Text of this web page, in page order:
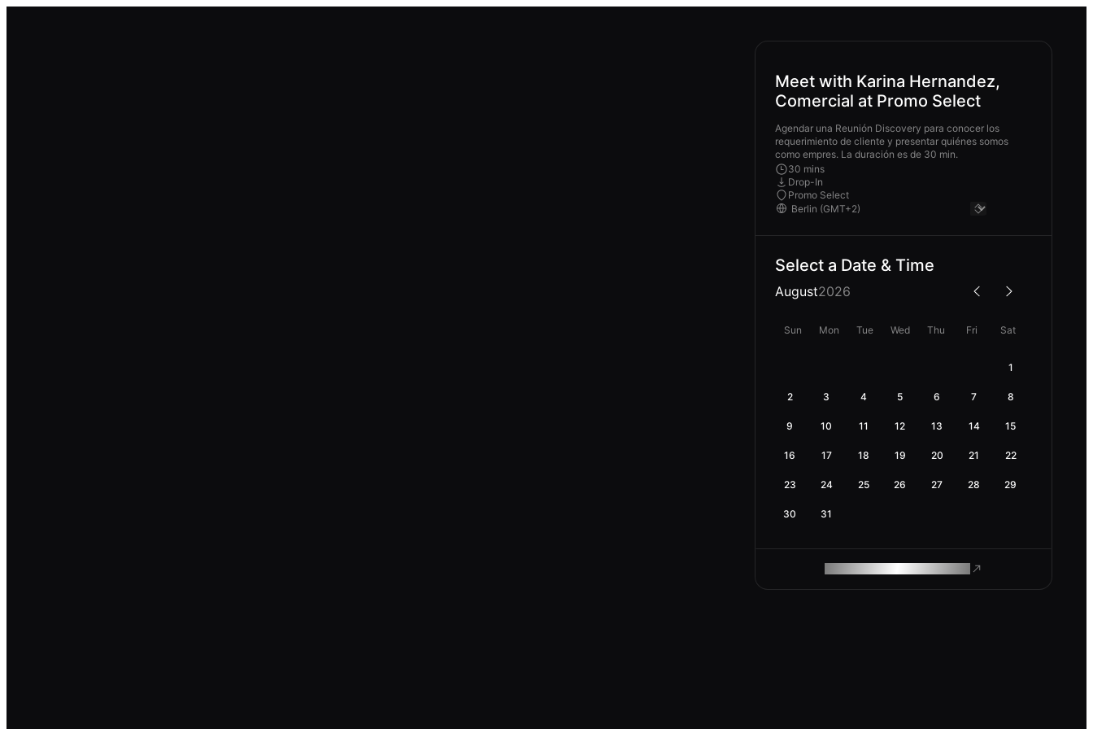
Meet with Karina Hernandez,
Comercial at Promo Select
Agendar una Reunión Discovery para conocer los
requerimiento de cliente y presentar quiénes somos
como empres. La duración es de 30 min.
30 mins
Drop-In
Promo Select
Select a Date & Time
August2026
Sun Mon Tue Wed Thu Fri Sat
1
2 3 4 5 6 7 8
9 10 11 12 13 14 15
16 17 18 19 20 21 22
23 24 25 26 27 28 29
30 31